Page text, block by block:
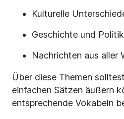
Kulturelle
Geschichte und Politik
Nachrichten aus aller
Über diese Themen
einfachen Sätzen äußern
entsprechende Vokabeln